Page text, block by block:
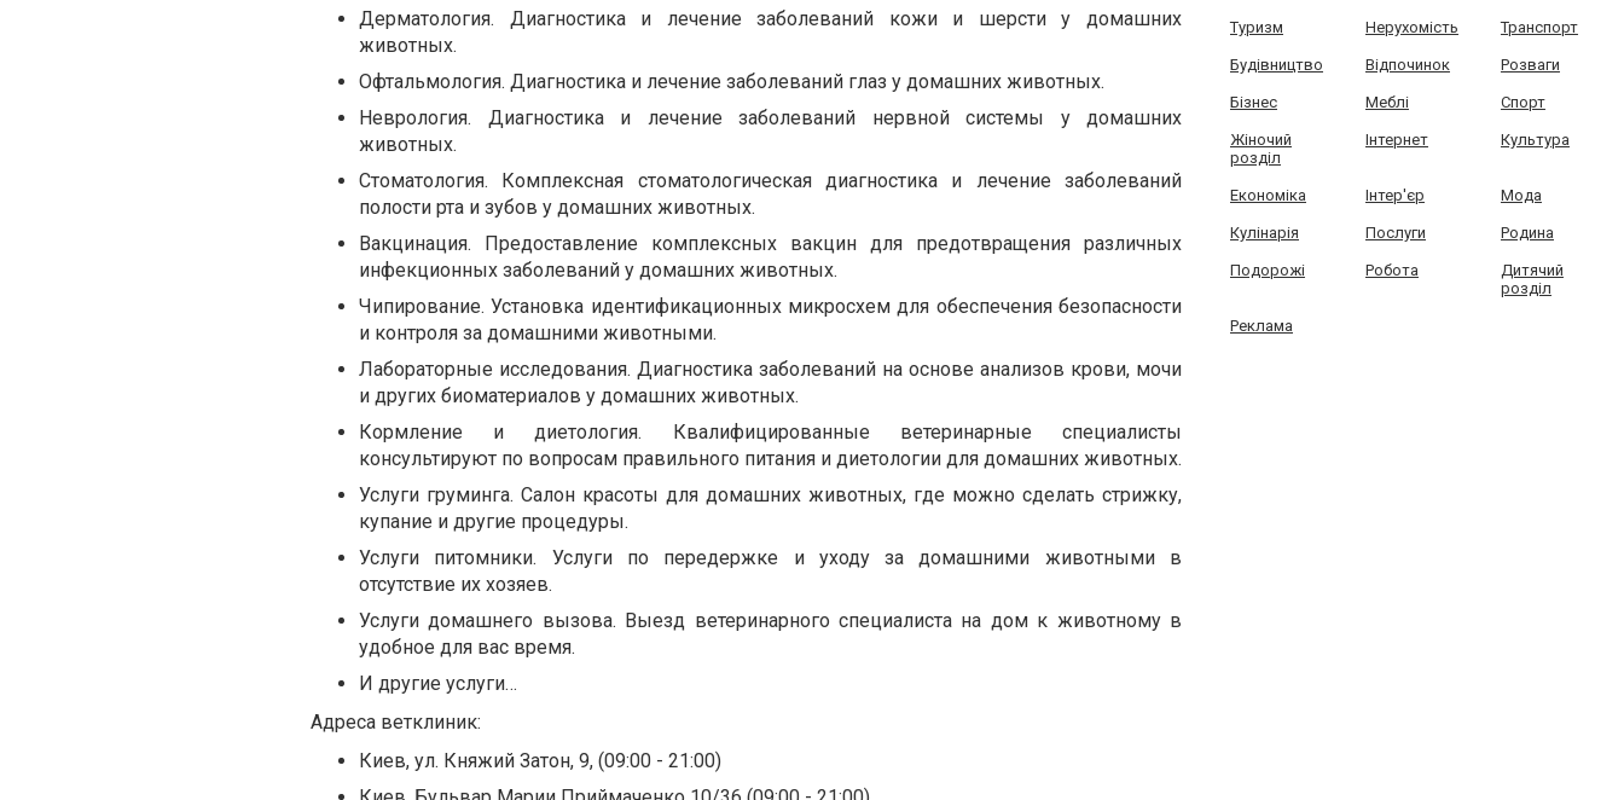
Дерматология. Диагностика и лечение заболеваний кожи и шерсти у домашних
животных.
Офтальмология. Диагностика и лечение заболеваний глаз у домашних животных.
Неврология. Диагностика и лечение заболеваний нервной системы у домашних
животных.
Стоматология. Комплексная стоматологическая диагностика и лечение заболеваний
полости рта и зубов у домашних животных.
Вакцинация. Предоставление комплексных вакцин для предотвращения различных
инфекционных заболеваний у домашних животных.
Чипирование. Установка идентификационных микросхем для обеспечения безопасности
и контроля за домашними животными.
Лабораторные исследования. Диагностика заболеваний на основе анализов крови, мочи
и других биоматериалов у домашних животных.
Кормление и диетология. Квалифицированные ветеринарные специалисты
консультируют по вопросам правильного питания и диетологии для домашних животных.
Услуги груминга. Салон красоты для домашних животных, где можно сделать стрижку,
купание и другие процедуры.
Услуги питомники. Услуги по передержке и уходу за домашними животными в
отсутствие их хозяев.
Услуги домашнего вызова. Выезд ветеринарного специалиста на дом к животному в
удобное для вас время.
И другие услуги…
Адреса ветклиник:
Киев, ул. Княжий Затон, 9, (09:00 - 21:00)
Туризм Нерухомість Транспорт
Будівництво Відпочинок Розваги
Бізнес Меблі Спорт
Жіночий
розділ
Інтернет Культура
Економіка Інтер'єр Мода
Кулінарія Послуги Родина
Подорожі Робота
Дитячий
розділ
Реклама